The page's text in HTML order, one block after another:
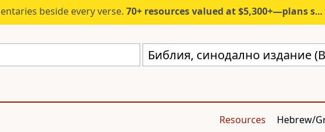
beside every verse. 70+ resources valued at $5,300+—plans start under $6/month.
Библия, синодално издание
Resources Hebrew/